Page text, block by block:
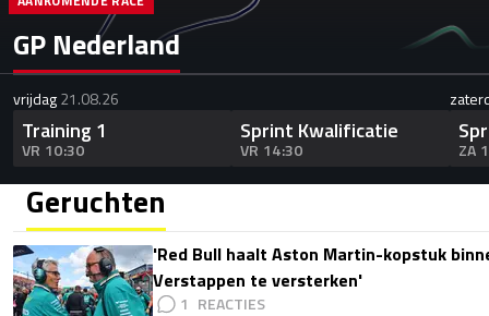
GP Nederland
vrijdag21.08.26
Training 1
VR 10:30
Sprint Kwalificatie
VR 14:30 ZA
Geruchten
'Red Bull haalt Aston Martin-kopstuk
Verstappen te versterken'
1